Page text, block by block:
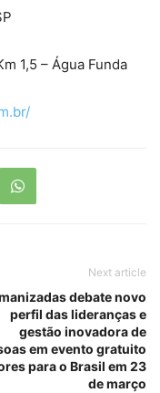
1,5 – Água Funda
Next article
debate novo
perfil das lideranças e
gestão inovadora de
em evento gratuito
para o Brasil em 23
de março